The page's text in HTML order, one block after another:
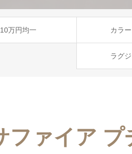
10万円均一 カラ
ラグ
ファイア プ